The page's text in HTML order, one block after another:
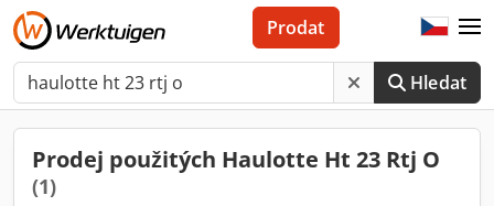
Hledat
Prodat
Prodej použitých Haulotte Ht 23 Rtj O
(1)